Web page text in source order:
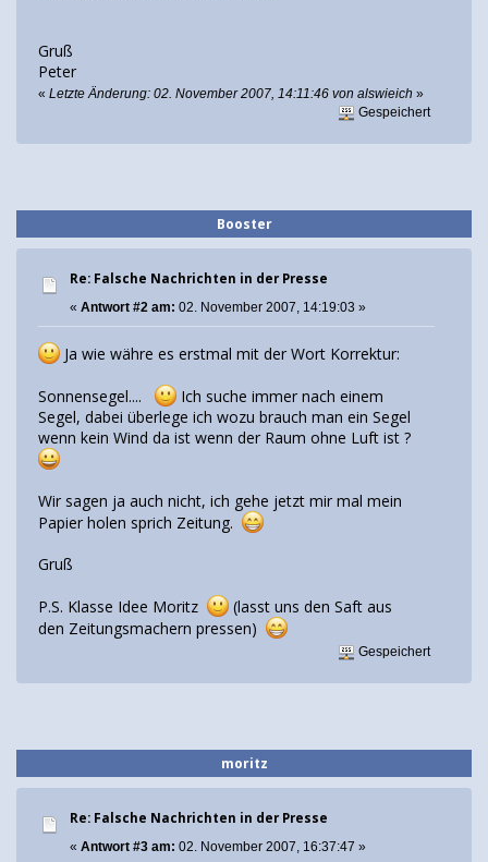
Gruß
Peter
« Letzte Änderung: 02. November 2007, 14:11:46 von alswieich »
Gespeichert
Booster
Re: Falsche Nachrichten in der Presse
« Antwort #2 am: 02. November 2007, 14:19:03 »
Ja wie währe es erstmal mit der Wort Korrektur:
Sonnensegel....
Ich suche immer nach einem
Segel, dabei überlege ich wozu brauch man ein Segel
wenn kein Wind da ist wenn der Raum ohne Luft ist ?
Wir sagen ja auch nicht, ich gehe jetzt mir mal mein
Papier holen sprich Zeitung.
Gruß
P.S. Klasse Idee Moritz
(lasst uns den Saft aus
den Zeitungsmachern pressen)
Gespeichert
moritz
Re: Falsche Nachrichten in der Presse
« Antwort #3 am: 02. November 2007, 16:37:47 »